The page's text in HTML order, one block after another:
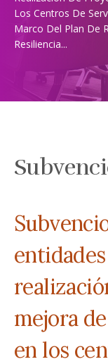
Los Centros De
Marco Del Plan De
Resiliencia...
mejora
en los